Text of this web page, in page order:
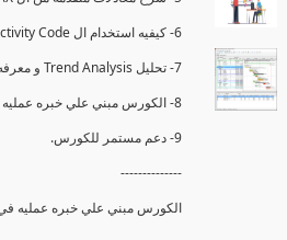
6- كيفيه استخدام ال Activity Code لعرض تقدم المشروع بأكثر من طريقه .
7- تحليل Trend Analysis و معرفه نسبه تأخشر المشروع و حجم التأخير لكل منطقه في المشروع .
8- الكورس مبني علي خبره عمليه .
9- دعم مستمر للكورس.
--------------
الكورس مبني علي خبره عمليه في